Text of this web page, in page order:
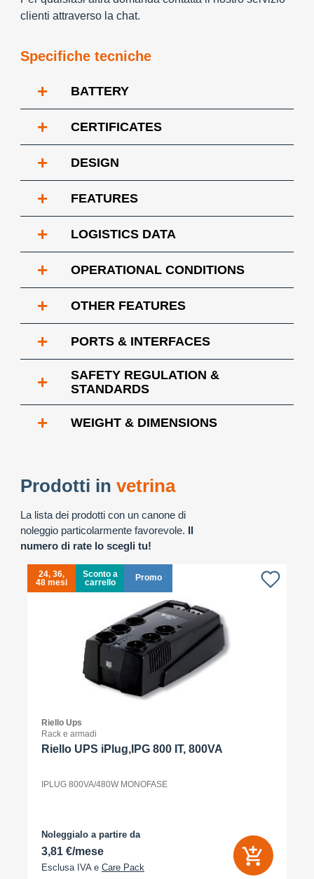
clienti attraverso la chat.
Specifiche tecniche
+ BATTERY
+ CERTIFICATES
+ DESIGN
+ FEATURES
+ LOGISTICS DATA
+ OPERATIONAL CONDITIONS
+ OTHER FEATURES
+ PORTS & INTERFACES
+
SAFETY REGULATION &
STANDARDS
+ WEIGHT & DIMENSIONS
Prodotti in vetrina
La lista dei prodotti con un canone di
noleggio particolarmente favorevole. Il
numero di rate lo scegli tu!
24, 36,
48 mesi
Sconto a
carrello
Promo
Riello Ups
Rack e armadi
Riello UPS iPlug,IPG 800 IT, 800VA
IPLUG 800VA/480W MONOFASE
Noleggialo a partire da
3,81 €/mese
Esclusa IVA e Care Pack